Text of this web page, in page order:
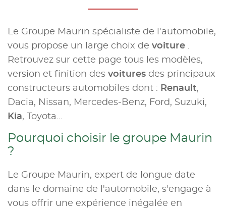
Le Groupe Maurin spécialiste de l'automobile,
vous propose un large choix de voiture .
Retrouvez sur cette page tous les modèles,
version et finition des voitures des principaux
constructeurs automobiles dont : Renault,
Dacia, Nissan, Mercedes-Benz, Ford, Suzuki,
Kia, Toyota...
Pourquoi choisir le groupe Maurin
?
Le Groupe Maurin, expert de longue date
dans le domaine de l'automobile, s'engage à
vous offrir une expérience inégalée en